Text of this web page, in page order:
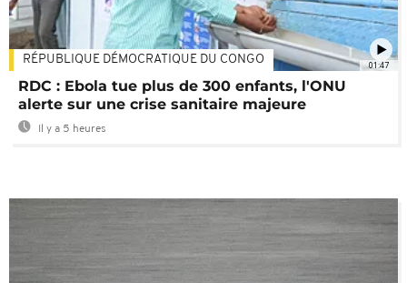
01:47
RÉPUBLIQUE DÉMOCRATIQUE DU CONGO
RDC : Ebola tue plus de 300 enfants, l'ONU
alerte sur une crise sanitaire majeure
Il y a 5 heures